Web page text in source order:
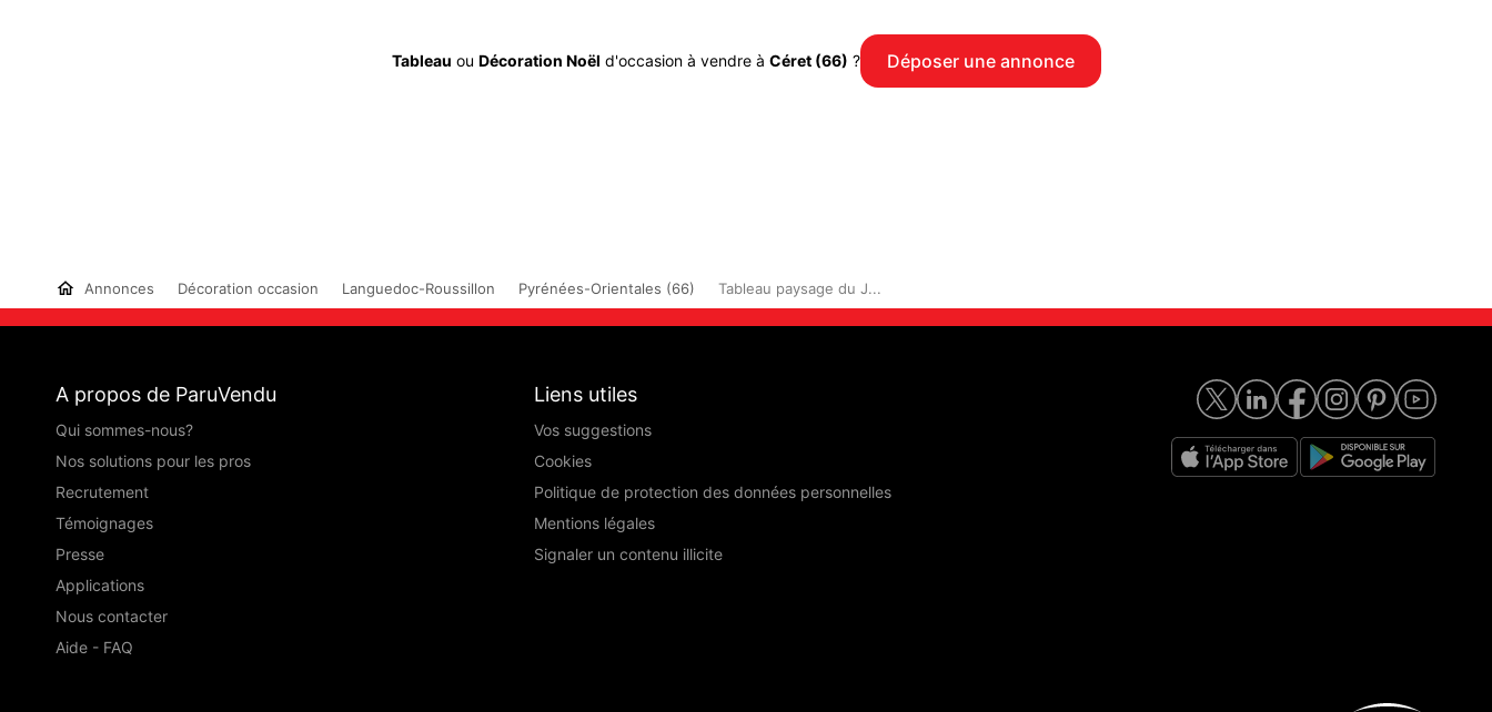
Tableau ou Décoration Noël d'occasion à vendre à Céret (66) ? Déposer une annonce
Annonces Décoration occasion Languedoc-Roussillon Pyrénées-Orientales (66) Tableau paysage du J...
A propos de ParuVendu
Qui sommes-nous?
Nos solutions pour les pros
Recrutement
Témoignages
Presse
Applications
Nous contacter
Aide - FAQ
Liens utiles
Vos suggestions
Cookies
Politique de protection des données personnelles
Mentions légales
Signaler un contenu illicite